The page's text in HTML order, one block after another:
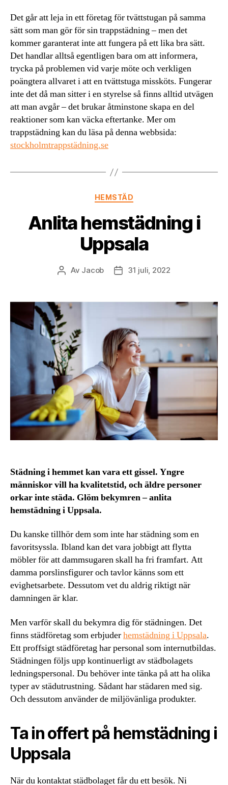
Det går att leja in ett företag för tvättstugan på samma
sätt som man gör för sin trappstädning – men det
kommer garanterat inte att fungera på ett lika bra sätt.
Det handlar alltså egentligen bara om att informera,
trycka på problemen vid varje möte och verkligen
poängtera allvaret i att en tvättstuga missköts. Fungerar
inte det då man sitter i en styrelse så finns alltid utvägen
att man avgår – det brukar åtminstone skapa en del
reaktioner som kan väcka eftertanke. Mer om
trappstädning kan du läsa på denna webbsida:
stockholmtrappstädning.se
Kategorier
HEMSTÄD
Anlita hemstädning i
Uppsala
Inläggsförfattare
Av Jacob Inläggsdatum
31 juli, 2022
Städning i hemmet kan vara ett gissel. Yngre
människor vill ha kvalitetstid, och äldre personer
orkar inte städa. Glöm bekymren – anlita
hemstädning i Uppsala.
Du kanske tillhör dem som inte har städning som en
favoritsyssla. Ibland kan det vara jobbigt att flytta
möbler för att dammsugaren skall ha fri framfart. Att
damma porslinsfigurer och tavlor känns som ett
evighetsarbete. Dessutom vet du aldrig riktigt när
damningen är klar.
Men varför skall du bekymra dig för städningen. Det
finns städföretag som erbjuderhemstädning i Uppsala.
Ett proffsigt städföretag har personal som internutbildas.
Städningen följs upp kontinuerligt av städbolagets
ledningspersonal. Du behöver inte tänka på att ha olika
typer av städutrustning. Sådant har städaren med sig.
Och dessutom använder de miljövänliga produkter.
Ta in offert på hemstädning i
Uppsala
När du kontaktat städbolaget får du ett besök. Ni